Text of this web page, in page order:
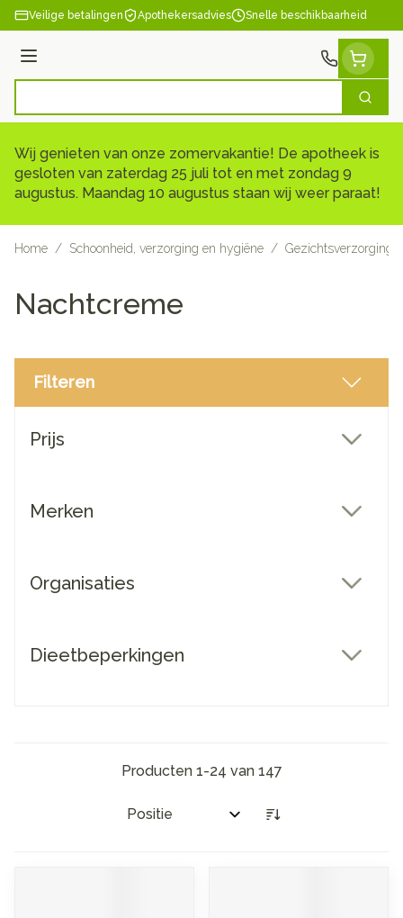
Ga naar de inhoud
Veilige betalingen Apothekersadvies Snelle beschikbaarheid
Menu
Zoek
Wij genieten van onze zomervakantie! De apotheek is
gesloten van zaterdag 25 juli tot en met zondag 9
augustus. Maandag 10 augustus staan wij weer paraat!
Home / Schoonheid, verzorging en hygiëne / Gezichtsverzorging
Nachtcreme
Filteren
Prijs
Merken
Organisaties
Dieetbeperkingen
Producten 1-24 van 147
Sorteer op: